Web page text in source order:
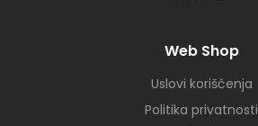
Web Shop
Uslovi korišćenja
Politika privatnosti